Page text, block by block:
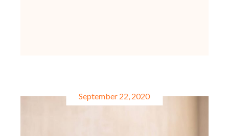
September 22, 2020